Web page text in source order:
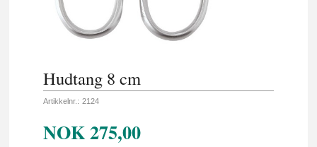
Hudtang 8 cm
Artikkelnr.: 2124
NOK275,00